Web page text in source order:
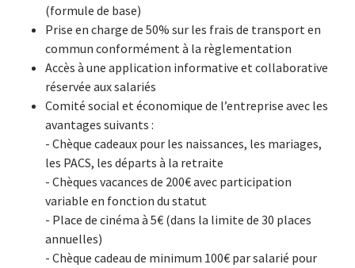
(formule de base)
Prise en charge de 50% sur les frais de transport en
commun conformément à la règlementation
Accès à une application informative et collaborative
réservée aux salariés
Comité social et économique de l’entreprise avec les
avantages suivants :
- Chèque cadeaux pour les naissances, les mariages,
les PACS, les départs à la retraite
- Chèques vacances de 200€ avec participation
variable en fonction du statut
- Place de cinéma à 5€ (dans la limite de 30 places
annuelles)
- Chèque cadeau de minimum 100€ par salarié pour